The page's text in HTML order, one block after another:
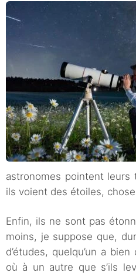
astronomes pointent
ils voient des étoiles,
Enfin, ils ne sont pas
moins, je suppose que,
d’études, quelqu’un a
où à un autre que s’ils